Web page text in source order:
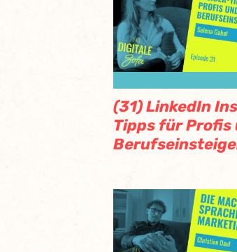
(31) LinkedIn
Tipps für Profis